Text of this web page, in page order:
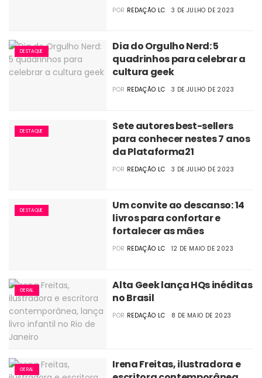
POR REDAÇÃO LC 3 DE JULHO DE 2023
DESTAQUE
Dia do Orgulho Nerd: 5
quadrinhos para celebrar a
cultura geek
POR REDAÇÃO LC 3 DE JULHO DE 2023
DESTAQUE
Sete autores best-sellers
para conhecer nestes 7 anos
da Plataforma21
POR REDAÇÃO LC 3 DE JULHO DE 2023
DESTAQUE
Um convite ao descanso: 14
livros para confortar e
fortalecer as mães
POR REDAÇÃO LC 12 DE MAIO DE 2023
GERAL
Alta Geek lança HQs inéditas
no Brasil
POR REDAÇÃO LC 8 DE MAIO DE 2023
GERAL
Irena Freitas, ilustradora e